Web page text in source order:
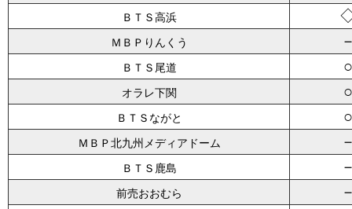
ＢＴＳ高浜
ＭＢＰりんくう
ＢＴＳ尾道 ○
オラレ下関 ○
ＢＴＳながと ○
ＭＢＰ北九州メディアドーム
ＢＴＳ鹿島
前売おおむら